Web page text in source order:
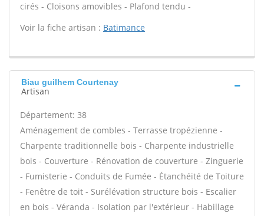
cirés - Cloisons amovibles - Plafond tendu -
Voir la fiche artisan : Batimance
Biau guilhem Courtenay
Artisan
Département: 38
Aménagement de combles - Terrasse tropézienne -
Charpente traditionnelle bois - Charpente industrielle
bois - Couverture - Rénovation de couverture - Zinguerie
- Fumisterie - Conduits de Fumée - Étanchéité de Toiture
- Fenêtre de toit - Surélévation structure bois - Escalier
en bois - Véranda - Isolation par l'extérieur - Habillage